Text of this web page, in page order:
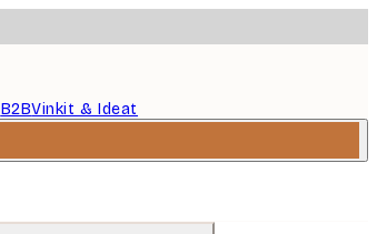
B2BVinkit & Ideat